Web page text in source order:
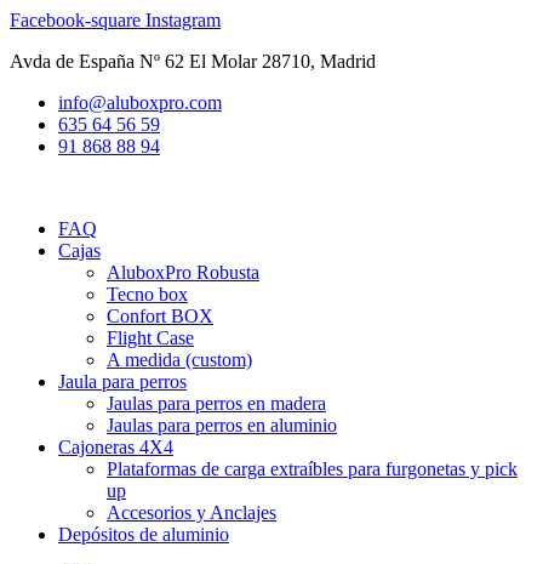
Ir
contenido
Facebook-square Instagram
Avda de España Nº 62 El Molar 28710, Madrid
info@aluboxpro.com
635 64 56 59
91 868 88 94
FAQ
Cajas
AluboxPro Robusta
Tecno box
Confort BOX
Flight Case
A medida (custom)
Jaula para perros
Jaulas para perros en madera
Jaulas para perros en aluminio
Cajoneras 4X4
Plataformas de carga extraíbles para furgonetas y pick
up
Accesorios y Anclajes
Depósitos de aluminio